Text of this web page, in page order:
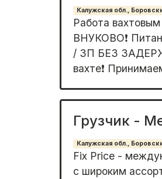
Калужская обл.,
Работа
ВНУКОВО❗️
/ ЗП БЕЗ
вахте❗️
Грузчик -
Калужская обл.,
Fiх Рriсe -
c шиpоким